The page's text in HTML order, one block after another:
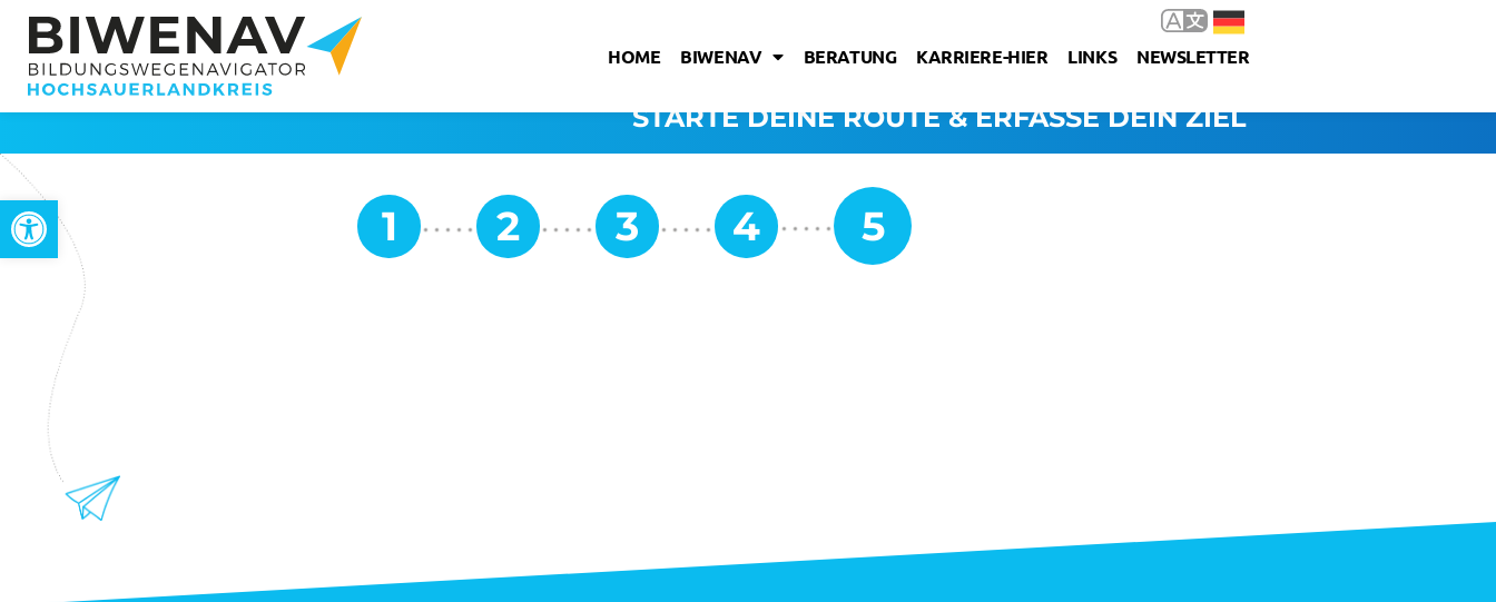
Werkzeugleiste öffnen
HOME BIWENAV BERATUNG KARRIERE-HIER LINKS NEWSLETTER
STARTE DEINE ROUTE & ERFASSE DEIN ZIEL